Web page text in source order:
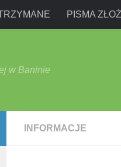
PISMA
w Baninie
INFORMACJE